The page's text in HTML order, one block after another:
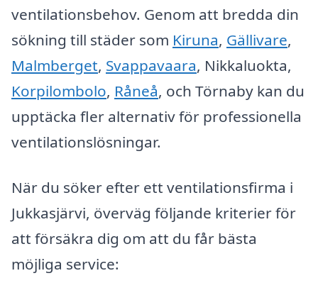
ventilationsbehov. Genom att bredda din
sökning till städer som Kiruna, Gällivare,
Malmberget, Svappavaara, Nikkaluokta,
Korpilombolo, Råneå, och Törnaby kan du
upptäcka fler alternativ för professionella
ventilationslösningar.
När du söker efter ett ventilationsfirma i
Jukkasjärvi, överväg följande kriterier för
att försäkra dig om att du får bästa
möjliga service: